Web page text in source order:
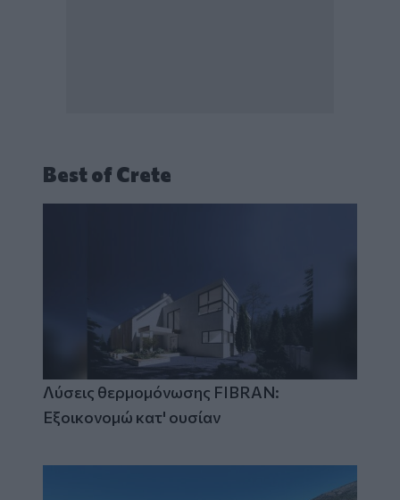
Best of Crete
Λύσεις θερμομόνωσης FIBRAN:
Εξοικονομώ κατ' ουσίαν